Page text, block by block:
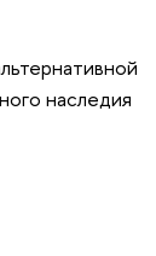
наследия